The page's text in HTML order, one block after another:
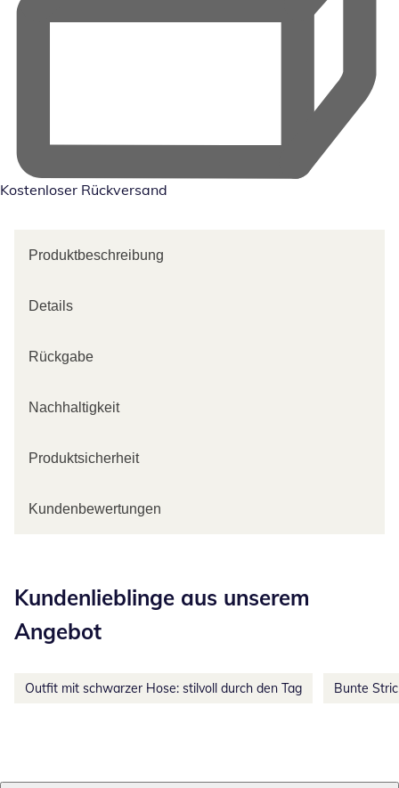
Kostenloser Rückversand
Produktbeschreibung
Details
Rückgabe
Nachhaltigkeit
Produktsicherheit
Kundenbewertungen
Kundenlieblinge aus unserem
Angebot
Outfit mit schwarzer Hose: stilvoll durch den Tag Bunte